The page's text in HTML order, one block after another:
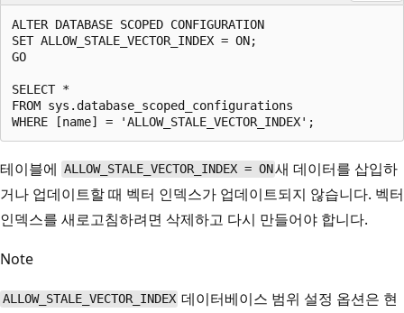
ALTER DATABASE SCOPED CONFIGURATION
SET ALLOW_STALE_VECTOR_INDEX = ON;
GO
SELECT *
FROM sys.database_scoped_configurations
테이블에 ALLOW_STALE_VECTOR_INDEX = ON새 데이터를 삽입하
거나 업데이트할 때 벡터 인덱스가 업데이트되지 않습니다. 벡터
인덱스를 새로고침하려면 삭제하고 다시 만들어야 합니다.
Note
ALLOW_STALE_VECTOR_INDEX 데이터베이스 범위 설정 옵션은 현